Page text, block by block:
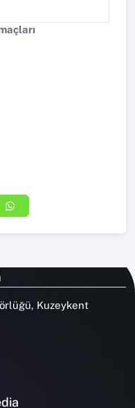
Kuzeykent